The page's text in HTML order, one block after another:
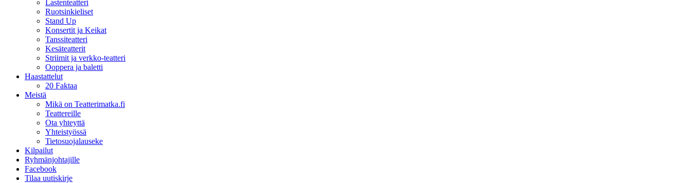
Lastenteatteri
Ruotsinkieliset
Stand Up
Konsertit ja Keikat
Tanssiteatteri
Kesäteatterit
Striimit ja verkko-teatteri
Ooppera ja baletti
Haastattelut
20 Faktaa
Meistä
Mikä on Teatterimatka.fi
Teattereille
Ota yhteyttä
Yhteistyössä
Tietosuojalauseke
Kilpailut
Ryhmänjohtajille
Facebook
Tilaa uutiskirje